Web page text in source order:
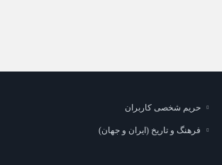
حریم شخصی کاربران
فرهنگ و تاریخ (ایران و جهان)